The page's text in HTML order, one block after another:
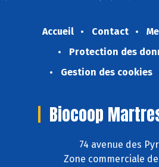
Accueil Contact
Protection des
Gestion des cookies
Biocoop
74 avenue des
Zone commerciale